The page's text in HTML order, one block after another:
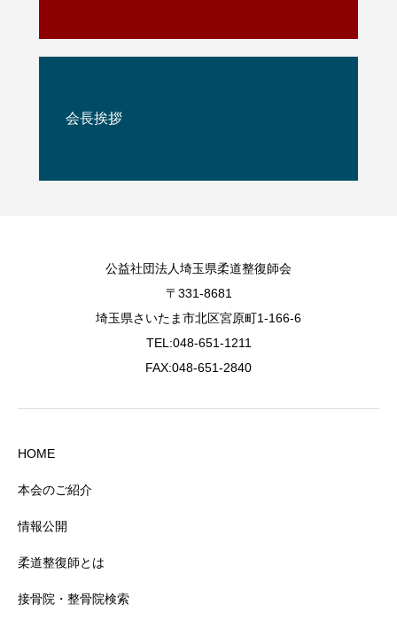
会長挨拶
公益社団法人埼玉県柔道整復師会
〒331-8681
埼玉県さいたま市北区宮原町1-166-6
TEL:048-651-1211
FAX:048-651-2840
HOME
本会のご紹介
情報公開
柔道整復師とは
接骨院・整骨院検索